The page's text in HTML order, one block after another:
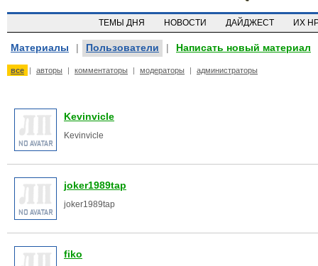
ТЕМЫ ДНЯ НОВОСТИ ДАЙДЖЕСТ ИХ
Материалы | Пользователи | Написать новый материал
все | авторы | комментаторы | модераторы | администраторы
Kevinvicle
Kevinvicle
joker1989tap
joker1989tap
fiko